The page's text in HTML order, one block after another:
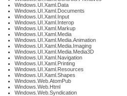
Windows.UI.Xaml.Data
Windows.UI.Xaml.Documents
Windows.UI.Xaml.Input
Windows.UI.Xaml.Interop
Windows.UI.Xaml.Markup
Windows.UI.Xaml.Media
Windows.UI.Xaml.Media.Animation
Windows.UI.Xaml.Media.Imaging
Windows.UI.Xaml.Media.Media3D
Windows.UI.Xaml.Navigation
Windows.UI.Xaml.Printing
Windows.UI.Xaml.Resources
Windows.UI.Xaml.Shapes
Windows.Web.AtomPub
Windows.Web.Html
Windows.Web.Syndication